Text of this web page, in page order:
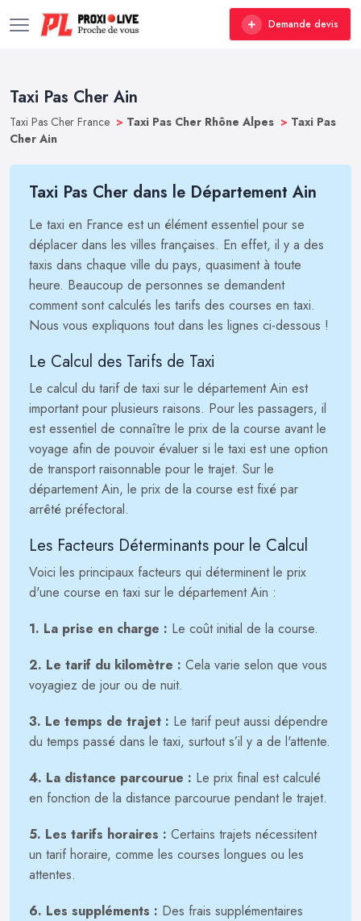
Demande devis
Taxi Pas Cher Ain
Taxi Pas Cher France > Taxi Pas Cher Rhône Alpes > Taxi Pas
Cher Ain
Taxi Pas Cher dans le Département Ain
Le taxi en France est un élément essentiel pour se
déplacer dans les villes françaises. En effet, il y a des
taxis dans chaque ville du pays, quasiment à toute
heure. Beaucoup de personnes se demandent
comment sont calculés les tarifs des courses en taxi.
Nous vous expliquons tout dans les lignes ci-dessous !
Le Calcul des Tarifs de Taxi
Le calcul du tarif de taxi sur le département Ain est
important pour plusieurs raisons. Pour les passagers, il
est essentiel de connaître le prix de la course avant le
voyage afin de pouvoir évaluer si le taxi est une option
de transport raisonnable pour le trajet. Sur le
département Ain, le prix de la course est fixé par
arrêté préfectoral.
Les Facteurs Déterminants pour le Calcul
Voici les principaux facteurs qui déterminent le prix
d'une course en taxi sur le département Ain :
1. La prise en charge : Le coût initial de la course.
2. Le tarif du kilomètre : Cela varie selon que vous
voyagiez de jour ou de nuit.
3. Le temps de trajet : Le tarif peut aussi dépendre
du temps passé dans le taxi, surtout s’il y a de l'attente.
4. La distance parcourue : Le prix final est calculé
en fonction de la distance parcourue pendant le trajet.
5. Les tarifs horaires : Certains trajets nécessitent
un tarif horaire, comme les courses longues ou les
attentes.
6. Les suppléments : Des frais supplémentaires